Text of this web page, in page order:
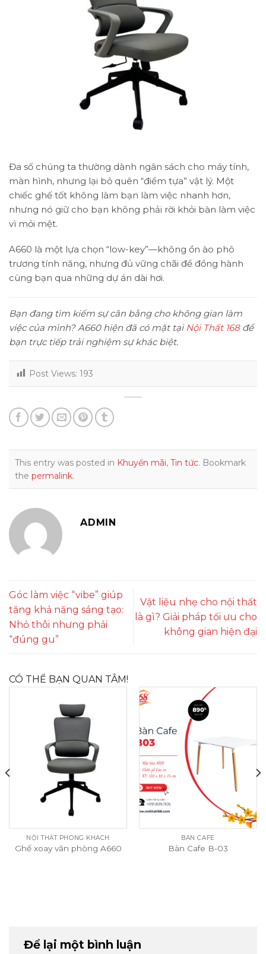
Đa số chúng ta thường dành ngân sách cho máy tính,
màn hình, nhưng lại bỏ quên “điểm tựa” vật lý. Một
chiếc ghế tốt không làm bạn làm việc nhanh hơn,
nhưng nó giữ cho bạn không phải rời khỏi bàn làm việc
vì mỏi mệt.
A660 là một lựa chọn “low-key”—không ồn ào phô
trương tính năng, nhưng đủ vững chãi để đồng hành
cùng bạn qua những dự án dài hơi.
Bạn đang tìm kiếm sự cân bằng cho không gian làm
việc của mình? A660 hiện đã có mặt tại Nội Thất 168để
bạn trực tiếp trải nghiệm sự khác biệt.
Post Views: 193
This entry was posted in Khuyến mãi, Tin tức. Bookmark
the permalink.
ADMIN
Góc làm việc “vibe” giúp
tăng khả năng sáng tạo:
Nhỏ thôi nhưng phải
“đúng gu”
Vật liệu nhẹ cho nội thất
là gì? Giải pháp tối ưu cho
không gian hiện đại
CÓ THỂ BẠN QUAN TÂM!
NỘI THẤT PHÒNG KHÁCH
Ghế xoay văn phòng A660
BÀN CAFE
Bàn Cafe B-03
Để lại một bình luận